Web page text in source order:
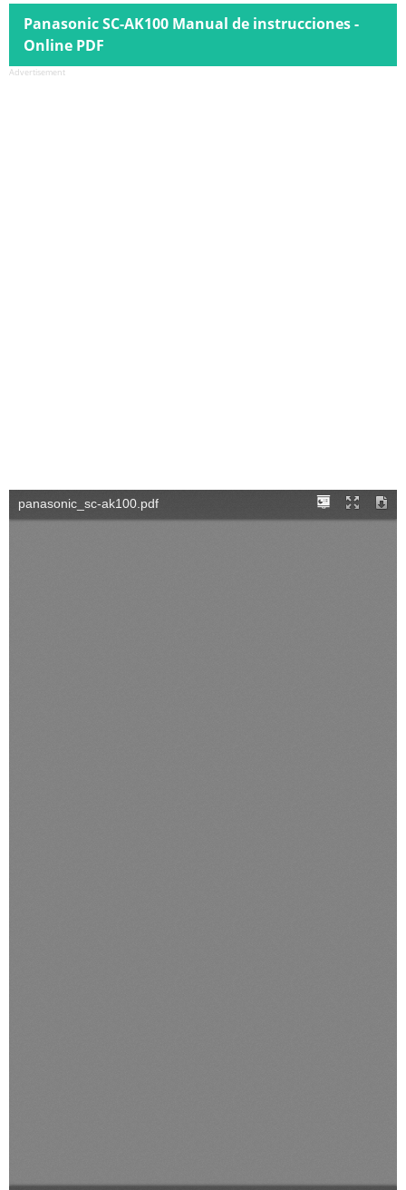
Panasonic SC-AK100 Manual de instrucciones -
Online PDF
Advertisement